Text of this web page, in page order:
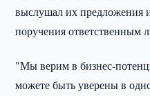
выслушал их предложения
поручения ответственным
"Мы верим в бизнес-
можете быть уверены в